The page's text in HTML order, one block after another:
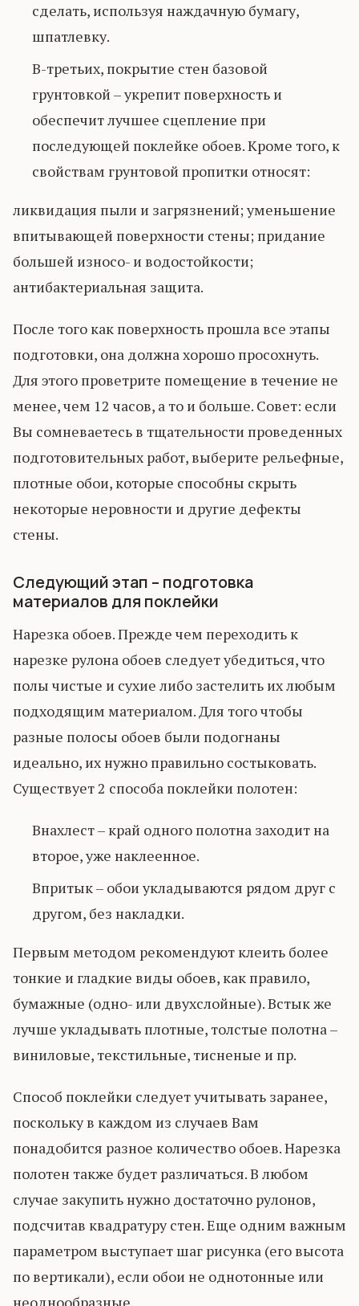
сделать, используя наждачную бумагу,
шпатлевку.
В-третьих, покрытие стен базовой
грунтовкой – укрепит поверхность и
обеспечит лучшее сцепление при
последующей поклейке обоев. Кроме того, к
свойствам грунтовой пропитки относят:
ликвидация пыли и загрязнений; уменьшение
впитывающей поверхности стены; придание
большей износо- и водостойкости;
антибактериальная защита.
После того как поверхность прошла все этапы
подготовки, она должна хорошо просохнуть.
Для этого проветрите помещение в течение не
менее, чем 12 часов, а то и больше. Совет: если
Вы сомневаетесь в тщательности проведенных
подготовительных работ, выберите рельефные,
плотные обои, которые способны скрыть
некоторые неровности и другие дефекты
стены.
Следующий этап – подготовка
материалов для поклейки
Нарезка обоев. Прежде чем переходить к
нарезке рулона обоев следует убедиться, что
полы чистые и сухие либо застелить их любым
подходящим материалом. Для того чтобы
разные полосы обоев были подогнаны
идеально, их нужно правильно состыковать.
Существует 2 способа поклейки полотен:
Внахлест – край одного полотна заходит на
второе, уже наклеенное.
Впритык – обои укладываются рядом друг с
другом, без накладки.
Первым методом рекомендуют клеить более
тонкие и гладкие виды обоев, как правило,
бумажные (одно- или двухслойные). Встык же
лучше укладывать плотные, толстые полотна –
виниловые, текстильные, тисненые и пр.
Способ поклейки следует учитывать заранее,
поскольку в каждом из случаев Вам
понадобится разное количество обоев. Нарезка
полотен также будет различаться. В любом
случае закупить нужно достаточно рулонов,
подсчитав квадратуру стен. Еще одним важным
параметром выступает шаг рисунка (его высота
по вертикали), если обои не однотонные или
неоднообразные.